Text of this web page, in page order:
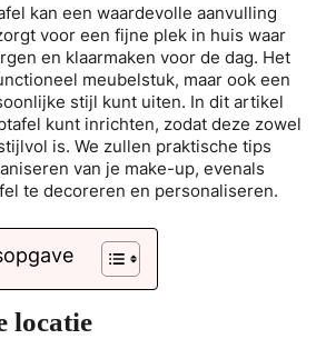
kan een waardevolle aanvulling
voor een fijne plek in huis waar
en klaarmaken voor de dag. Het
meubelstuk, maar ook een
stijl kunt uiten. In dit artikel
kunt inrichten, zodat deze zowel
is. We zullen praktische tips
van je make-up, evenals
te decoreren en personaliseren.
locatie